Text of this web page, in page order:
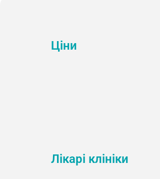
Ціни
Лікарі клініки